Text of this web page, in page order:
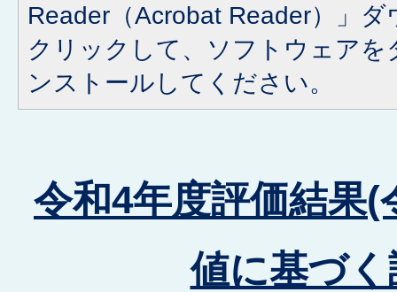
Reader（Acrobat Reader）」
クリックして、ソフトウェア
ンストールしてください。
令和4年度評価結果(
値に基づ